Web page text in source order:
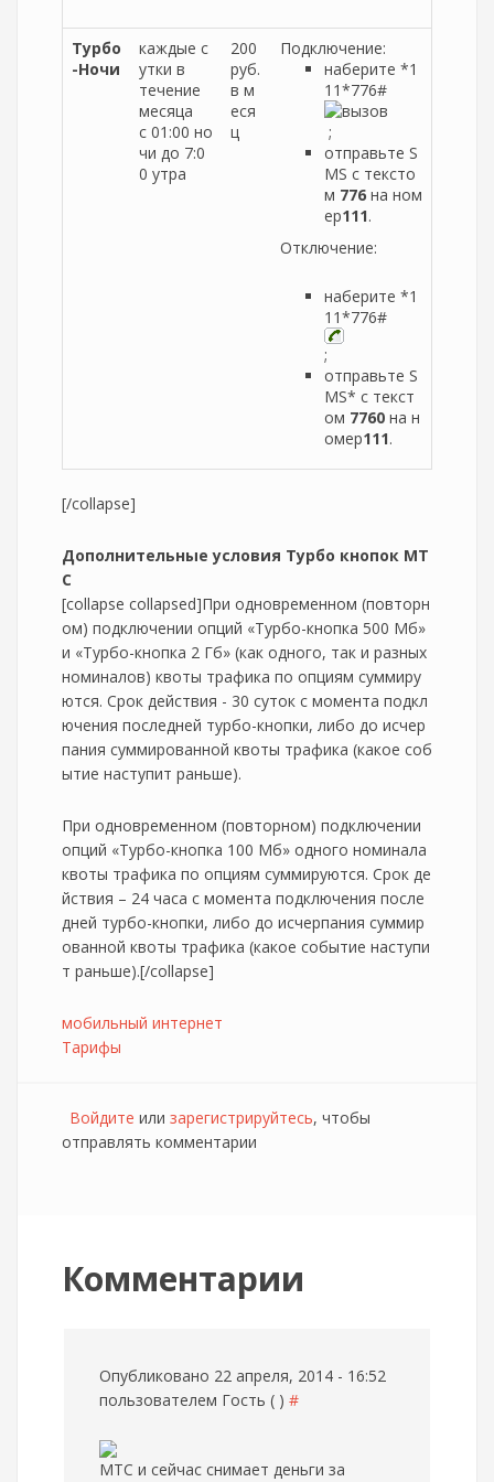
Турбо
-Ночи
каждые с
утки в
течение
месяца
с 01:00 но
чи до 7:0
0 утра
200
руб.
в м
еся
ц
Подключение:
наберите *1
11*776#
;
отправьте S
MS с тексто
м 776 на ном
ер111.
Отключение:
наберите *1
11*776#
;
отправьте S
MS* с текст
ом 7760 на н
омер111.
[/collapse]
Дополнительные условия Турбо кнопок МТ
С
[collapse collapsed]При одновременном (повторн
ом) подключении опций «Турбо-кнопка 500 Мб»
и «Турбо-кнопка 2 Гб» (как одного, так и разных
номиналов) квоты трафика по опциям суммиру
ются. Срок действия - 30 суток с момента подкл
ючения последней турбо-кнопки, либо до исчер
пания суммированной квоты трафика (какое соб
ытие наступит раньше).
При одновременном (повторном) подключении
опций «Турбо-кнопка 100 Мб» одного номинала
квоты трафика по опциям суммируются. Срок де
йствия – 24 часа с момента подключения после
дней турбо-кнопки, либо до исчерпания суммир
ованной квоты трафика (какое событие наступи
т раньше).[/collapse]
мобильный интернет
Тарифы
Войдите или зарегистрируйтесь, чтобы
отправлять комментарии
Комментарии
Опубликовано 22 апреля, 2014 - 16:52
пользователем Гость ( ) #
МТС и сейчас снимает деньги за